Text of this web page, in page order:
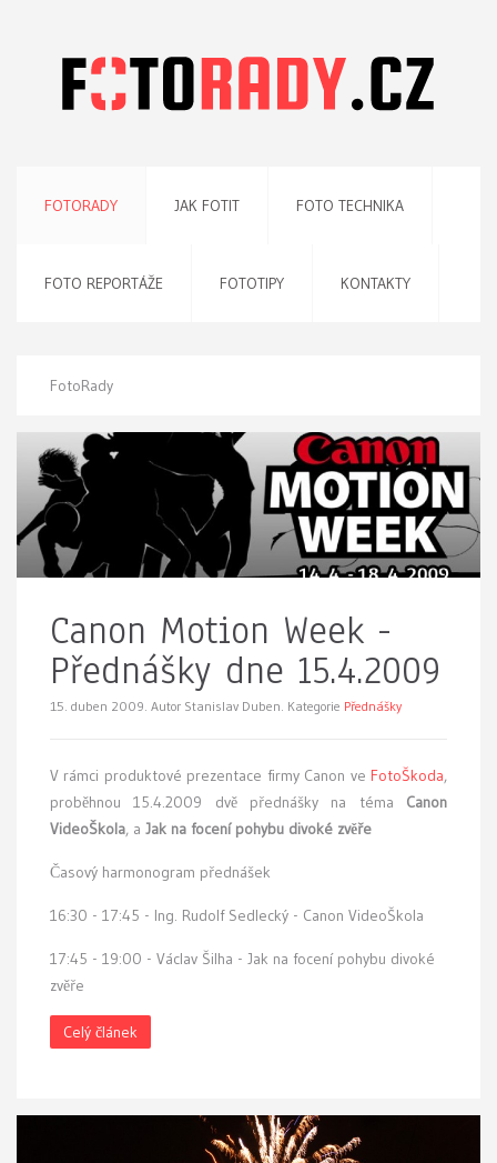
FOTORADY JAK FOTIT FOTO TECHNIKA
FOTO REPORTÁŽE FOTOTIPY KONTAKTY
FotoRady
Canon Motion Week -
Přednášky dne 15.4.2009
15. duben 2009. Autor Stanislav Duben. Kategorie Přednášky
V rámci produktové prezentace firmy Canon ve FotoŠkoda,
proběhnou 15.4.2009 dvě přednášky na téma Canon
VideoŠkola, a Jak na focení pohybu divoké zvěře
Časový harmonogram přednášek
16:30 - 17:45 - Ing. Rudolf Sedlecký - Canon VideoŠkola
17:45 - 19:00 - Václav Šilha - Jak na focení pohybu divoké
zvěře
Celý článek